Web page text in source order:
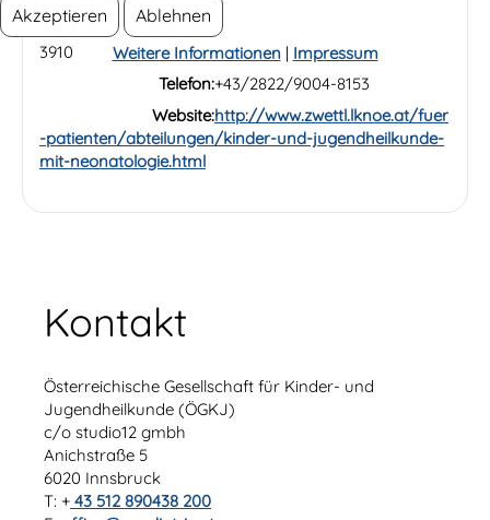
Zwettl
3910
Telefon:+43/2822/9004-8153
Website:http://www.zwettl.lknoe.at/fuer
-patienten/abteilungen/kinder-und-jugendheilkunde-
mit-neonatologie.html
Kontakt
Österreichische Gesellschaft für Kinder- und
Jugendheilkunde (ÖGKJ)
c/o studio12 gmbh
Anichstraße 5
6020 Innsbruck
T: + 43 512 890438 200
Akzeptieren Ablehnen
Weitere Informationen| Impressum